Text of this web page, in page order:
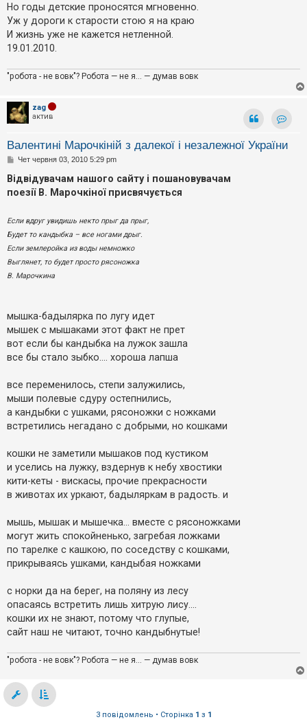
Но годы детские проносятся мгновенно.
Уж у дороги к старости стою я на краю
И жизнь уже не кажется нетленной.
19.01.2010.
"робота - не вовк"? Робота — не я... — думав вовк
zag
актив
Валентині Марочкіній з далекої і незалежної України
П
в
д
л
н
н
Чет червня 03, 2010 5:29 pm
Відвідувачам нашого сайту і пошановувачам
поезії В. Марочкіної присвячується
Если вдруг увидишь некто прыг да прыг,
Будет то кандыбка – все ногами дрыг.
Если землеройка из воды немножко
Выглянет, то будет просто рясоножка
В. Марочкина
мышка-бадылярка по лугу идет
мышек с мышаками этот факт не прет
вот если бы кандыбка на лужок зашла
все бы стало зыбко.... хороша лапша
все переменилось, степи залужились,
мыши полевые сдуру остепнились,
а кандыбки с ушками, рясоножки с ножками
встретились негадано с добрыми, но кошками
кошки не заметили мышаков под кустиком
и уселись на лужку, вздернув к небу хвостики
кити-кеты - вискасы, прочие прекрасности
в животах их уркают, бадыляркам в радость. и
мышь, мышак и мышечка... вместе с рясоножками
могут жить спокойненько, загребая ложками
по тарелке с кашкою, по соседству с кошками,
прикрываясь ушками, кандыбая ножками
с норки да на берег, на поляну из лесу
опасаясь встретить лишь хитрую лису....
кошки их не знают, потому что глупые,
сайт наш не читают, точно кандыбнутые!
"робота - не вовк"? Робота — не я... — думав вовк
3 повідомлень • Сторінка 1 з 1